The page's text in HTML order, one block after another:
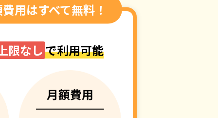
用はすべて無料！
限なしで利用可能